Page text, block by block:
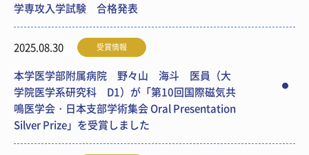
学専攻入学試験 合格発表
2025.08.30 受賞情報
本学医学部附属病院 野々山 海斗 医員（大
学院医学系研究科 D1）が「第10回国際磁気共
鳴医学会・日本支部学術集会 Oral Presentation
Silver Prize」を受賞しました